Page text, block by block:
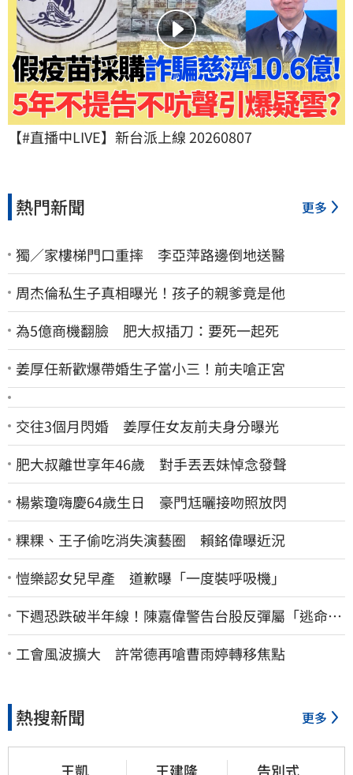
【#直播中LIVE】新台派上線 20260807
熱門新聞 更多
獨／家樓梯門口重摔 李亞萍路邊倒地送醫
周杰倫私生子真相曝光！孩子的親爹竟是他
為5億商機翻臉 肥大叔插刀：要死一起死
姜厚任新歡爆帶婚生子當小三！前夫嗆正宮
交往3個月閃婚 姜厚任女友前夫身分曝光
肥大叔離世享年46歲 對手丟丟妹悼念發聲
楊紫瓊嗨慶64歲生日 豪門尪曬接吻照放閃
粿粿、王子偷吃消失演藝圈 賴銘偉曝近況
愷樂認女兒早產 道歉曝「一度裝呼吸機」
下週恐跌破半年線！陳嘉偉警告台股反彈屬「逃命
波」：空頭大屠殺剛開始
工會風波擴大 許常德再嗆曹雨婷轉移焦點
熱搜新聞 更多
王凱 王建隆 告別式